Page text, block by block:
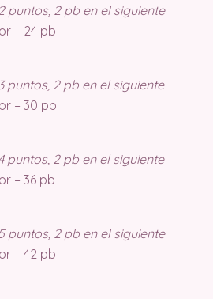
puntos, 2 pb en el siguiente
– 24 pb
puntos, 2 pb en el siguiente
– 30 pb
puntos, 2 pb en el siguiente
– 36 pb
puntos, 2 pb en el siguiente
– 42 pb